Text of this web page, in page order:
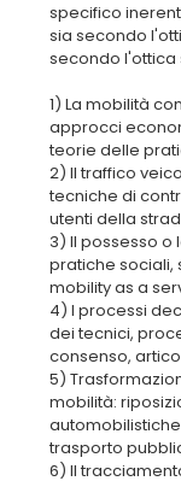
specifico
sia secondo
secondo l'ottica
1) La mobilità
approcci
teorie delle
2) Il traffico
tecniche di
utenti della
3) Il possesso o
pratiche sociali,
mobility as a
4) I processi
dei tecnici,
consenso,
5)
mobilità:
trasporto
6) Il